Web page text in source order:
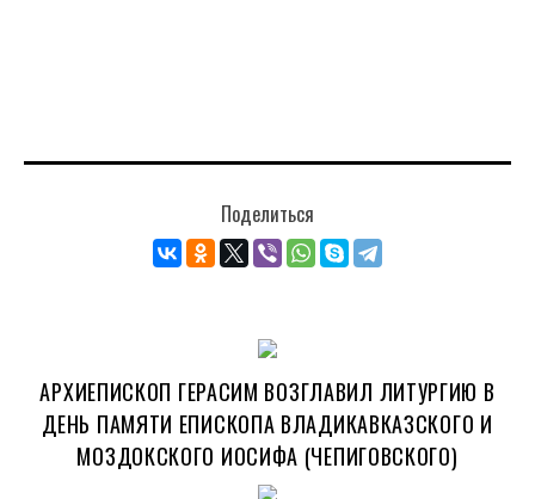
Поделиться
АРХИЕПИСКОП ГЕРАСИМ ВОЗГЛАВИЛ ЛИТУРГИЮ В
ДЕНЬ ПАМЯТИ ЕПИСКОПА ВЛАДИКАВКАЗСКОГО И
МОЗДОКСКОГО ИОСИФА (ЧЕПИГОВСКОГО)